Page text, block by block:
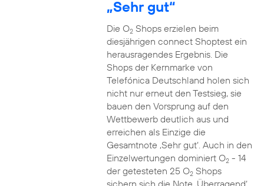
„Sehr gut“
Die O2Shops erzielen beim
diesjährigen connect Shoptest ein
herausragendes Ergebnis. Die
Shops der Kernmarke von
Telefónica Deutschland holen sich
nicht nur erneut den Testsieg, sie
bauen den Vorsprung auf den
Wettbewerb deutlich aus und
erreichen als Einzige die
Gesamtnote ‚Sehr gut‘. Auch in den
Einzelwertungen dominiert O2- 14
der getesteten 25 O2Shops
sichern sich die Note ‚Überragend‘